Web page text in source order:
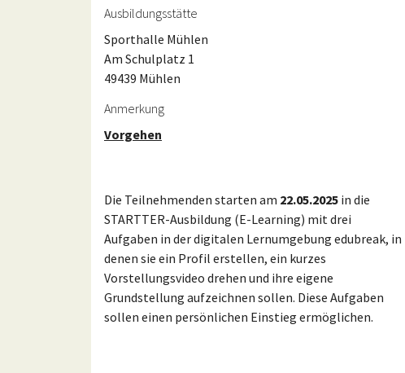
Ausbildungsstätte
Sporthalle Mühlen
Am Schulplatz 1
49439 Mühlen
Anmerkung
Vorgehen
Die Teilnehmenden starten am 22.05.2025 in die
STARTTER-Ausbildung (E-Learning) mit drei
Aufgaben in der digitalen Lernumgebung edubreak, in
denen sie ein Profil erstellen, ein kurzes
Vorstellungsvideo drehen und ihre eigene
Grundstellung aufzeichnen sollen. Diese Aufgaben
sollen einen persönlichen Einstieg ermöglichen.